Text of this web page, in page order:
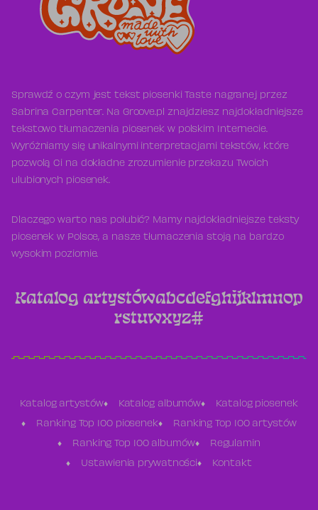
Sprawdź o czym jest tekst piosenki Taste nagranej przez
Sabrina Carpenter. Na Groove.pl znajdziesz najdokładniejsze
tekstowo tłumaczenia piosenek w polskim Internecie.
Wyróżniamy się unikalnymi interpretacjami tekstów, które
pozwolą Ci na dokładne zrozumienie przekazu Twoich
ulubionych piosenek.
Dlaczego warto nas polubić? Mamy najdokładniejsze teksty
piosenek w Polsce, a nasze tłumaczenia stoją na bardzo
wysokim poziomie.
Katalog artystówabcdefghijklmnop
rstuwxyz#
Katalog artystów Katalog albumów Katalog piosenek
Ranking Top 100 piosenek Ranking Top 100 artystów
Ranking Top 100 albumów Regulamin
Ustawienia prywatności Kontakt